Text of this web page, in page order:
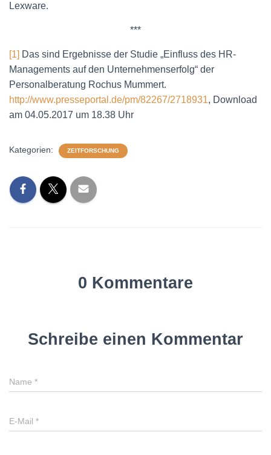
Lexware.
***
[1] Das sind Ergebnisse der Studie „Einfluss des HR-
Managements auf den Unternehmenserfolg“ der
Personalberatung Rochus Mummert.
http://www.presseportal.de/pm/82267/2718931, Download
am 04.05.2017 um 18.38 Uhr
Kategorien: ZEITFORSCHUNG
0 Kommentare
Schreibe einen Kommentar
Name *
E-Mail *